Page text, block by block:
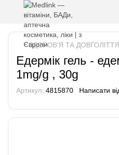
ЗДОРОВ'Я ТА ДОВГОЛІТТЯ
Едермік гель -
1mg/g , 30g
Артикул: 4815870 Написати